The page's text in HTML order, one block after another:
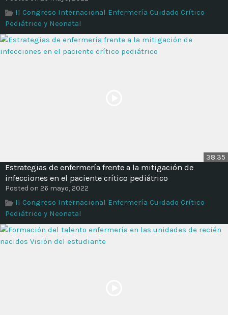
Time
II Congreso Internacional Enfermería Cuidado Crítico
Pediátrico y Neonatal
38:35
Estrategias de enfermería frente a la mitigación de
infecciones en el paciente crítico pediátrico
Posted on 26 mayo, 2022
II Congreso Internacional Enfermería Cuidado Crítico
Pediátrico y Neonatal